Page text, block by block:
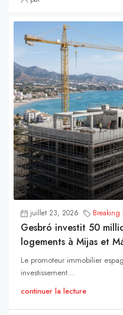
juillet 23, 2026 Breaking
Gesbró investit 50
logements à Mijas et
Le promoteur immobilier
investissement...
continuer la lecture